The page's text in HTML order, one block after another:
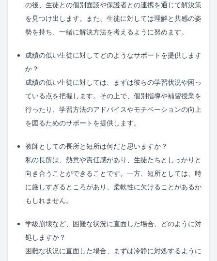
の後、生徒との個別面談や保護者との連携を通じて解決策
を見つけ出します。また、生徒に対しては理解と共感の姿
勢を持ち、一緒に解決方法を考えるように努めます。
成績の低い生徒に対してどのようなサポートを提供します
か？
成績の低い生徒に対しては、まずは彼らの学習状況や困っ
ている点を把握します。その上で、個別指導や補習授業を
行ったり、学習方法のアドバイスやモチベーションの向上
を図るためのサポートを提供します。
教師としての長所と短所は何だと思いますか？
私の長所は、熱意や責任感があり、生徒たちとしっかりと
向き合うことができることです。一方、短所としては、時
に厳しすぎるところがあり、柔軟性に欠けることがあるか
もしれません。
学級崩壊など、困難な状況に直面した場合、どのように対
処しますか？
困難な状況に直面した場合、まずは冷静に対処するように